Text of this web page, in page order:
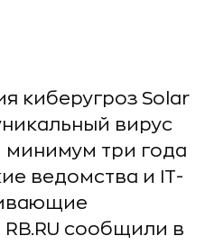
киберугроз Solar
вирус
минимум три года
ведомства и IT-
сообщили в